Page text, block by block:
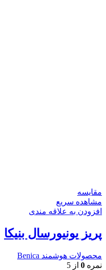
مقایسه
مشاهده سریع
افزودن به علاقه مندی
پریز یونیورسال بنیکا
محصولات هوشمند Benica
نمره 0 از 5